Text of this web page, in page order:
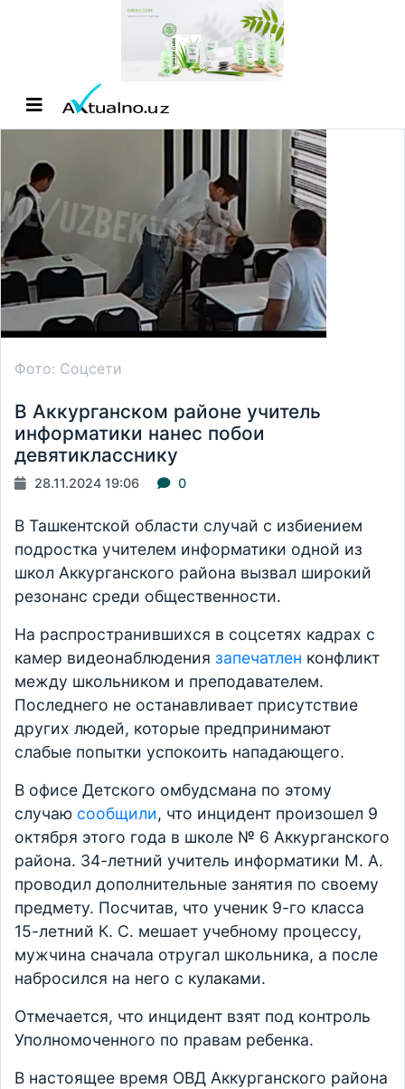
Фото: Соцсети
В Аккурганском районе учитель
информатики нанес побои
девятикласснику
28.11.2024 19:06 0
В Ташкентской области случай с избиением
подростка учителем информатики одной из
школ Аккурганского района вызвал широкий
резонанс среди общественности.
На распространившихся в соцсетях кадрах с
камер видеонаблюдения запечатлен конфликт
между школьником и преподавателем.
Последнего не останавливает присутствие
других людей, которые предпринимают
слабые попытки успокоить нападающего.
В офисе Детского омбудсмана по этому
случаю сообщили, что инцидент произошел 9
октября этого года в школе № 6 Аккурганского
района. 34-летний учитель информатики М. А.
проводил дополнительные занятия по своему
предмету. Посчитав, что ученик 9-го класса
15-летний К. С. мешает учебному процессу,
мужчина сначала отругал школьника, а после
набросился на него с кулаками.
Отмечается, что инцидент взят под контроль
Уполномоченного по правам ребенка.
В настоящее время ОВД Аккурганского района